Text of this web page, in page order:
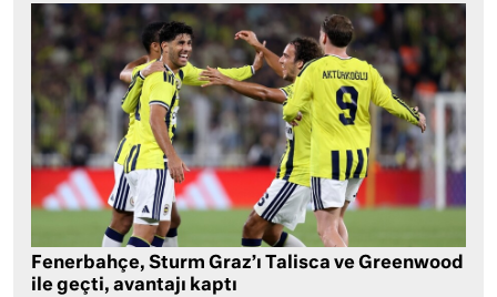
Fenerbahçe, Sturm Graz’ı Talisca ve Greenwood
ile geçti, avantajı kaptı